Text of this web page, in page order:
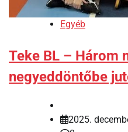
Egyéb
Teke BL – Három
negyeddöntőbe
2025.